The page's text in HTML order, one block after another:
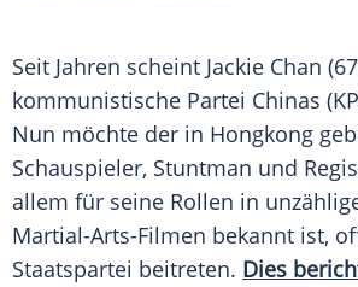
Seit Jahren scheint Jackie Chan
kommunistische Partei Chinas
Nun möchte der in Hongkong
Schauspieler, Stuntman und
allem für seine Rollen in
Martial-Arts-Filmen bekannt ist,
Staatspartei beitreten. Dies